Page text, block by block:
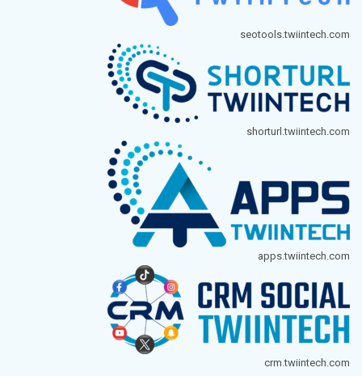
seotools.twiintech.com
shorturl.twiintech.com
apps.twiintech.com
crm.twiintech.com